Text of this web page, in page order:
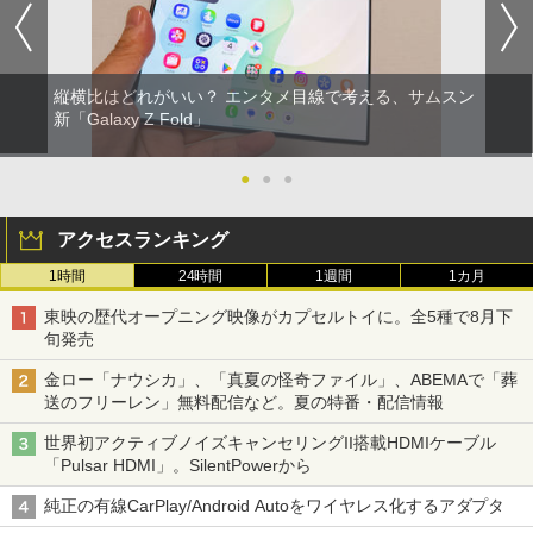
縦横比はどれがいい？ エンタメ目線で考える、サムスン
新「Galaxy Z Fold」
● ● ●
アクセスランキング
1時間 24時間 1週間 1カ月
東映の歴代オープニング映像がカプセルトイに。全5種で8月下
旬発売
金ロー「ナウシカ」、「真夏の怪奇ファイル」、ABEMAで「葬
送のフリーレン」無料配信など。夏の特番・配信情報
世界初アクティブノイズキャンセリングII搭載HDMIケーブル
「Pulsar HDMI」。SilentPowerから
純正の有線CarPlay/Android Autoをワイヤレス化するアダプタ